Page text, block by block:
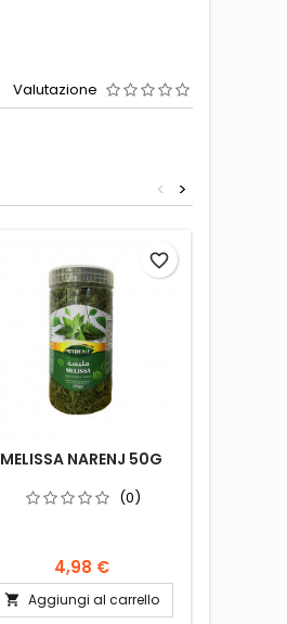
Valutazione
>
<
MELISSA NARENJ 50G
(0)
4,98 €
 Aggiungi al carrello
favorite_border